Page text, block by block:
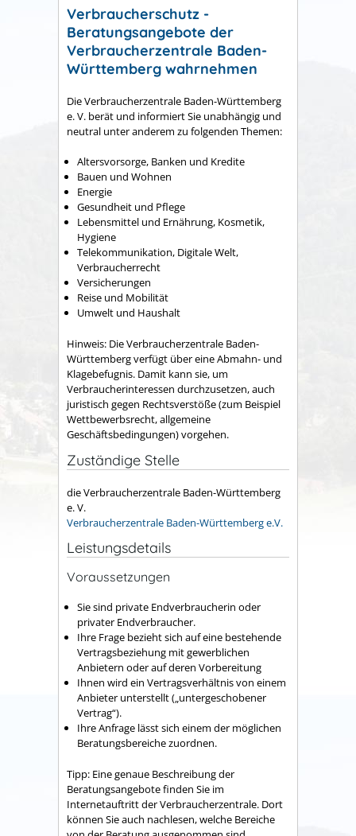
Verbraucherschutz -
Beratungsangebote der
Verbraucherzentrale Baden-
Württemberg wahrnehmen
Die Verbraucherzentrale Baden-Württemberg
e. V. berät und informiert Sie unabhängig und
neutral unter anderem zu folgenden Themen:
Altersvorsorge, Banken und Kredite
Bauen und Wohnen
Energie
Gesundheit und Pflege
Lebensmittel und Ernährung, Kosmetik,
Hygiene
Telekommunikation, Digitale Welt,
Verbraucherrecht
Versicherungen
Reise und Mobilität
Umwelt und Haushalt
Hinweis: Die Verbraucherzentrale Baden-
Württemberg verfügt über eine Abmahn- und
Klagebefugnis. Damit kann sie, um
Verbraucherinteressen durchzusetzen, auch
juristisch gegen Rechtsverstöße (zum Beispiel
Wettbewerbsrecht, allgemeine
Geschäftsbedingungen) vorgehen.
Zuständige Stelle
die Verbraucherzentrale Baden-Württemberg
e. V.
Verbraucherzentrale Baden-Württemberg e.V.
Leistungsdetails
Voraussetzungen
Sie sind private Endverbraucherin oder
privater Endverbraucher.
Ihre Frage bezieht sich auf eine bestehende
Vertragsbeziehung mit gewerblichen
Anbietern oder auf deren Vorbereitung
Ihnen wird ein Vertragsverhältnis von einem
Anbieter unterstellt („untergeschobener
Vertrag“).
Ihre Anfrage lässt sich einem der möglichen
Beratungsbereiche zuordnen.
Tipp: Eine genaue Beschreibung der
Beratungsangebote finden Sie im
Internetauftritt der Verbraucherzentrale. Dort
können Sie auch nachlesen, welche Bereiche